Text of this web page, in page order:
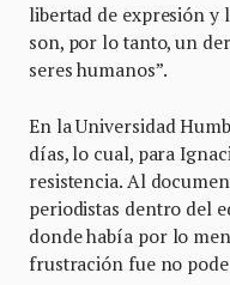
libertad de expresión y
son, por lo tanto, un
seres humanos”.
En la Universidad
días, lo cual, para
resistencia. Al
periodistas dentro del
donde había por lo
frustración fue no